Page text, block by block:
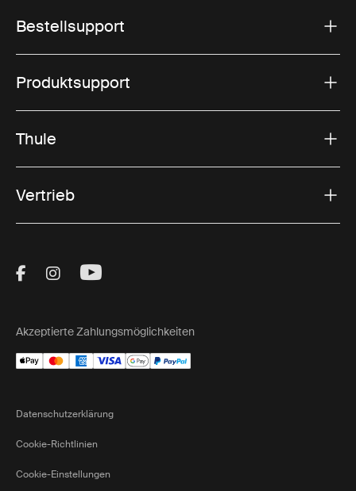
Bestellsupport
Produktsupport
Thule
Vertrieb
Visit Thule on Facebook (external link)
Visit Thule on Instagram (external link)
Visit Thule on Youtube (external
Akzeptierte Zahlungsmöglichkeiten
Datenschutzerklärung
Cookie-Richtlinien
Cookie-Einstellungen